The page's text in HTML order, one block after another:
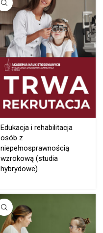
Edukacja i rehabilitacja
osób z
niepełnosprawnością
wzrokową (studia
hybrydowe)